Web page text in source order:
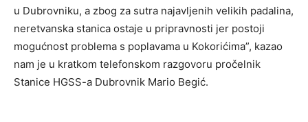
u Dubrovniku, a zbog za sutra najavljenih velikih padalina,
neretvanska stanica ostaje u pripravnosti jer postoji
mogućnost problema s poplavama u Kokorićima”, kazao
nam je u kratkom telefonskom razgovoru pročelnik
Stanice HGSS-a Dubrovnik Mario Begić.